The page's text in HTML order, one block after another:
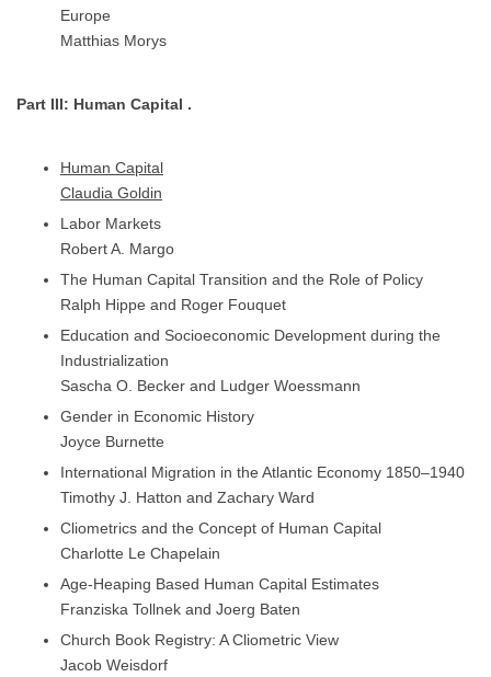
Europe
Matthias Morys
Part III: Human Capital .
Human Capital
Claudia Goldin
Labor Markets
Robert A. Margo
The Human Capital Transition and the Role of Policy
Ralph Hippe and Roger Fouquet
Education and Socioeconomic Development during the
Industrialization
Sascha O. Becker and Ludger Woessmann
Gender in Economic History
Joyce Burnette
International Migration in the Atlantic Economy 1850–1940
Timothy J. Hatton and Zachary Ward
Cliometrics and the Concept of Human Capital
Charlotte Le Chapelain
Age-Heaping Based Human Capital Estimates
Franziska Tollnek and Joerg Baten
Church Book Registry: A Cliometric View
Jacob Weisdorf